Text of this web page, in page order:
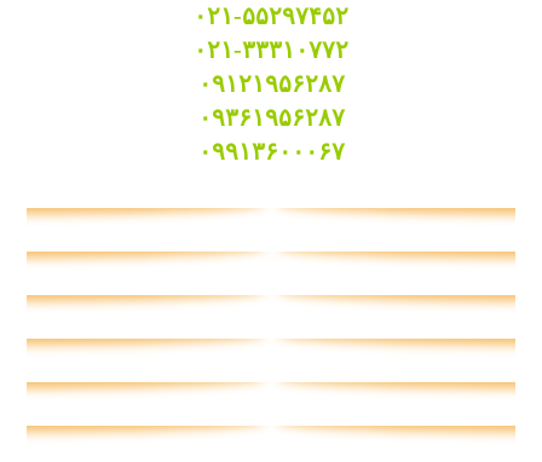
۰۲۱-۵۵۲۹۷۴۵۲
۰۲۱-۳۳۳۱۰۷۷۲
۰۹۱۲۱۹۵۶۲۸۷
۰۹۳۶۱۹۵۶۲۸۷
۰۹۹۱۳۶۰۰۰۶۷